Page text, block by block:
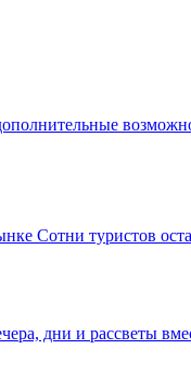
Сотни туристов
дни и рассветы